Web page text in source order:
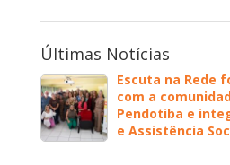
Últimas Notícias
Escuta na Rede
com a
Pendotiba e
e Assistência